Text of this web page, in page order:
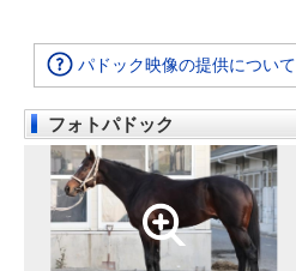
パドック映像の提供について
フォトパドック